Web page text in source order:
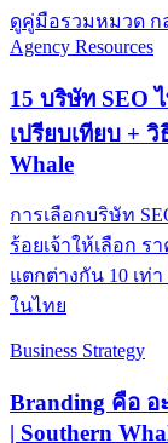
ดูคู่มือรวมหมวด ก
Agency Resources
15 บริษัท SEO
เปรียบเทียบ +
Whale
การเลือกบริษัท
ร้อยเจ้าให้เลือก ร
แตกต่างกัน 10 เท่
ในไทย
Business Strategy
Branding คือ อ
| Southern